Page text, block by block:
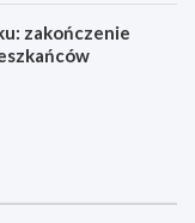
zakończenie